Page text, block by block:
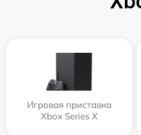
Игровая приставка
Xbox Series X